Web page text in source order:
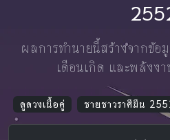
ผลการทำนายนี้สร้างจากข้
เดือนเกิด และพลังง
ดูดวงเนื้อคู่ ชายชาวราศีมีน